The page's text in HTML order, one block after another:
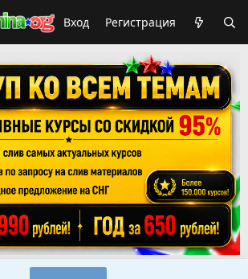
Вход Регистрация